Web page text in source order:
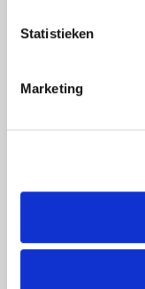
Statistieken
Marketing
SKU: